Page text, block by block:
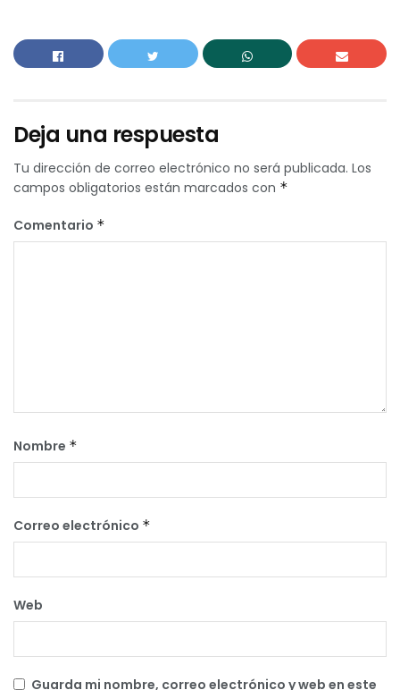
Deja una respuesta
Tu dirección de correo electrónico no será publicada. Los
campos obligatorios están marcados con *
Comentario *
Nombre *
Correo electrónico *
Web
Guarda mi nombre, correo electrónico y web en este